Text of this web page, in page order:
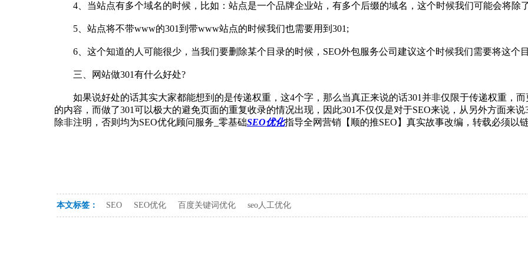
4、当站点有多个域名的时候，比如：站点是一个品牌企业站，有多个后缀的域名，这个时候我们可能会将除
5、站点将不带www的301到带www站点的时候我们也需要用到301;
6、这个知道的人可能很少，当我们要删除某个目录的时候，SEO外包服务公司建议这个时候我们需要将这个目
三、网站做301有什么好处?
如果说好处的话其实大家都能想到的是传递权重，这4个字，那么当真正来说的话301并非仅限于传递权重，
的内容，而做了301可以极大的避免页面的重复收录的情况出现，因此301不仅仅是对于SEO来说，从另外方面来说
除非注明，否则均为SEO优化顾问服务_零基础SEO优化指导全网营销【顺的推SEO】真实故事改编，转载必须以
本文标签： SEO SEO优化 百度关键词优化 seo人工优化